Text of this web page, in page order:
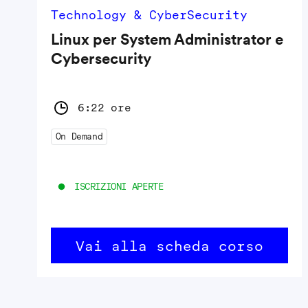
Technology & CyberSecurity
Linux per System Administrator e
Cybersecurity
6:22 ore
On Demand
ISCRIZIONI APERTE
Vai alla scheda corso